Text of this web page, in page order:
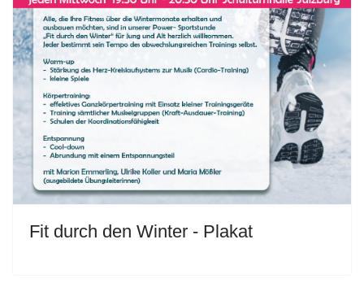
Fit durch den Winter - Plakat